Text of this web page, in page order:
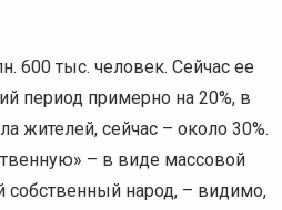
600 тыс. человек. Сейчас ее
период примерно на 20%, в
жителей, сейчас – около 30%.
– в виде массовой
собственный народ, – видимо,